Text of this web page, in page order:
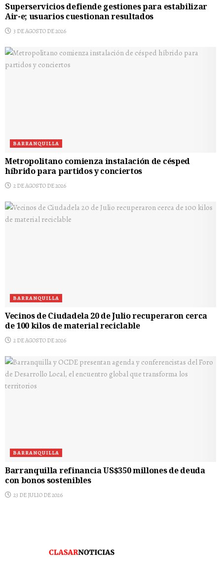
Superservicios defiende gestiones para estabilizar
Air-e; usuarios cuestionan resultados
3 DE AGOSTO DE 2026
BARRANQUILLA
Metropolitano comienza instalación de césped
híbrido para partidos y conciertos
2 DE AGOSTO DE 2026
BARRANQUILLA
Vecinos de Ciudadela 20 de Julio recuperaron cerca
de 100 kilos de material reciclable
2 DE AGOSTO DE 2026
BARRANQUILLA
Barranquilla refinancia US$350 millones de deuda
con bonos sostenibles
23 DE JULIO DE 2026